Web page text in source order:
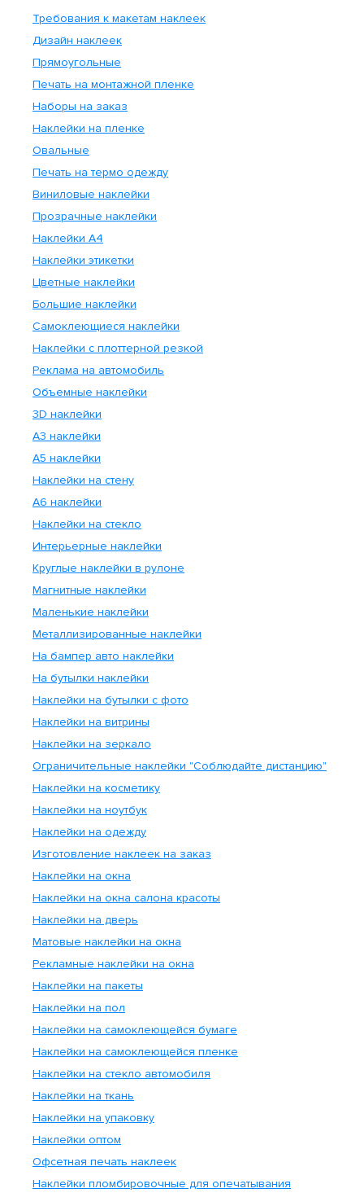
смотреть
подробные требования
скачать
подробные требования
Стоимость доставки
Наименование
Доставка пешим курьером
Доставка автотранспортом
Срочная доставка
Доставка автотранспортом
Требования к макетам наклеек
Дизайн наклеек
Прямоугольные
Печать на монтажной пленке
Наборы на заказ
Наклейки на пленке
Овальные
Печать на термо одежду
Виниловые наклейки
Прозрачные наклейки
Наклейки А4
Наклейки этикетки
Цветные наклейки
Большие наклейки
Самоклеющиеся наклейки
Наклейки с плоттерной резкой
Реклама на автомобиль
Объемные наклейки
3D наклейки
А3 наклейки
А5 наклейки
Наклейки на стену
А6 наклейки
Наклейки на стекло
Интерьерные наклейки
Круглые наклейки в рулоне
Магнитные наклейки
Маленькие наклейки
Металлизированные наклейки
На бампер авто наклейки
На бутылки наклейки
Наклейки на бутылки с фото
Наклейки на витрины
Наклейки на зеркало
Ограничительные наклейки "Соблюдайте дистанцию"
Наклейки на косметику
Наклейки на ноутбук
Наклейки на одежду
Изготовление наклеек на заказ
Наклейки на окна
Наклейки на окна салона красоты
Наклейки на дверь
Матовые наклейки на окна
Рекламные наклейки на окна
Наклейки на пакеты
Наклейки на пол
Наклейки на самоклеющейся бумаге
Наклейки на самоклеющейся пленке
Наклейки на стекло автомобиля
Наклейки на ткань
Наклейки на упаковку
Наклейки оптом
Офсетная печать наклеек
Наклейки пломбировочные для опечатывания